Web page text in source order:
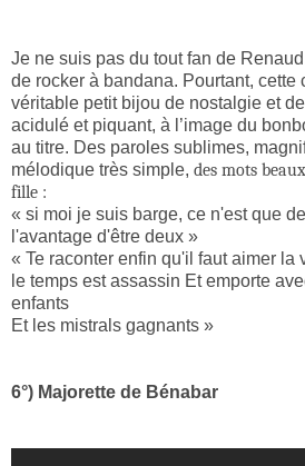
Je ne suis pas du tout fan de
de rocker à bandana. Pourtant, cette
véritable petit bijou de nostalgie et
acidulé et piquant, à l’image du
au titre. Des paroles sublimes,
mélodique très simple, des mots
fille :
« si moi je suis barge, ce n'est que
l'avantage d'être deux »
« Te raconter enfin qu'il faut aimer la
le temps est assassin Et emporte
enfants
Et les mistrals gagnants »
6°) Majorette de Bénabar